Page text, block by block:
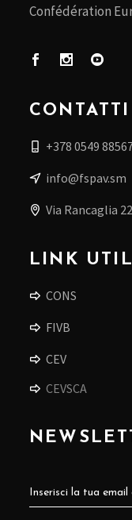
Confédération
CONTATTI
+378 0549
info@fspav.sm
Via Rancaglia
LINK
CONS
FIVB
CEV
CEVSCA